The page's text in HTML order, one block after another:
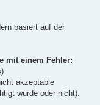
basiert auf der
mit einem Fehler:
akzeptable
wurde oder nicht).